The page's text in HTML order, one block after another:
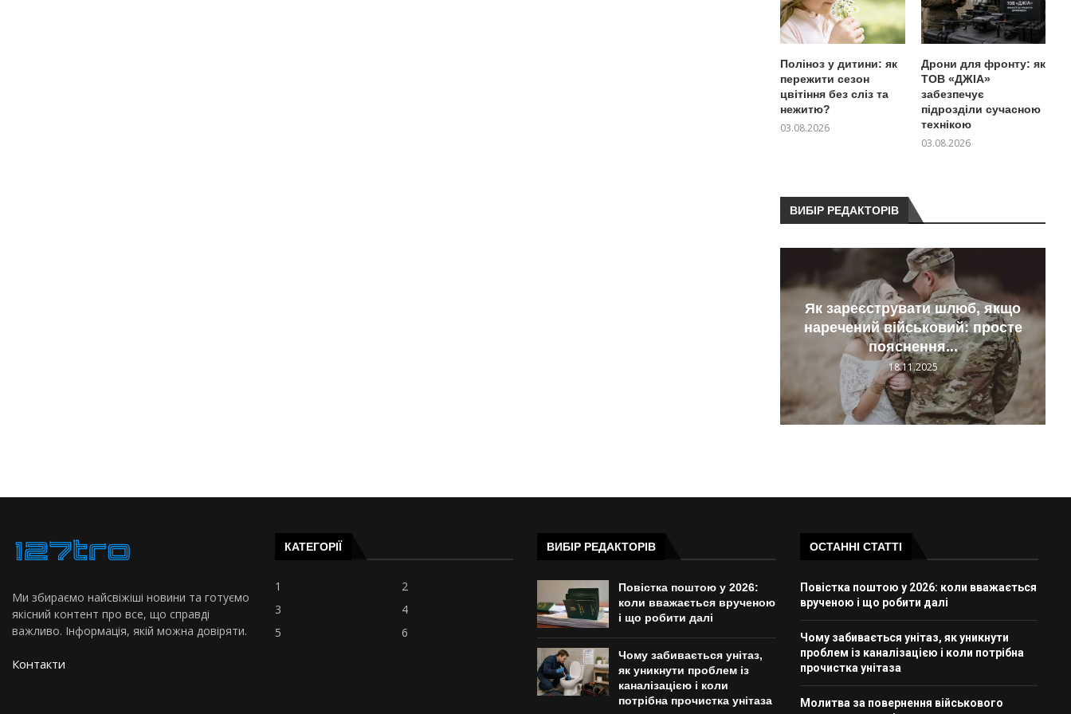
Поліноз у дитини: як
пережити сезон
цвітіння без сліз та
нежитю?
03.08.2026
Дрони для фронту: як
ТОВ «ДЖІА»
забезпечує
підрозділи сучасною
технікою
03.08.2026
ВИБІР РЕДАКТОРІВ
Як зареєструвати шлюб, якщо
наречений військовий: просте
пояснення...
18.11.2025
Ми збираємо найсвіжіші новини та готуємо
якісний контент про все, що справді
важливо. Інформація, якій можна довіряти.
Контакти
КАТЕГОРІЇ
1
2
3
4
5
6
ВИБІР РЕДАКТОРІВ
Повістка поштою у 2026:
коли вважається врученою
і що робити далі
Чому забивається унітаз,
як уникнути проблем із
каналізацією і коли
потрібна прочистка унітаза
ОСТАННІ СТАТТІ
Повістка поштою у 2026: коли вважається
врученою і що робити далі
Чому забивається унітаз, як уникнути
проблем із каналізацією і коли потрібна
прочистка унітаза
Молитва за повернення військового